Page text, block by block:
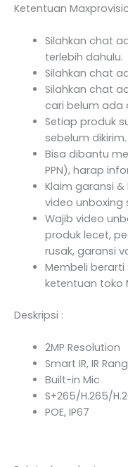
Ketentuan
Silahkan chat
terlebih dahulu.
Silahkan chat
Silahkan chat
cari belum ada
Setiap produk
sebelum dikirim.
Bisa dibantu
PPN), harap
Klaim garansi
video unboxing
Wajib video
produk lecet,
rusak, garansi
Membeli berarti
ketentuan toko
Deskripsi :
2MP Resolution
Smart IR, IR
Built-in Mic
S+265/H.265/
POE, IP67